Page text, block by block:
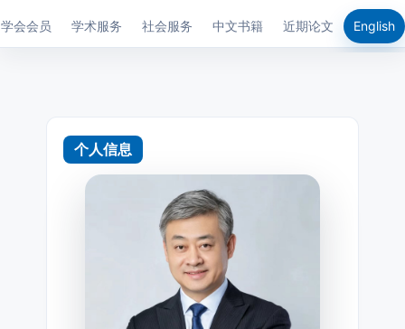
学会会员 学术服务 社会服务 中文书籍 近期论文 English
个人信息